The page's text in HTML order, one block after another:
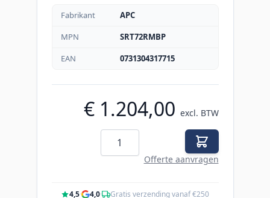
Fabrikant
APC
MPN
SRT72RMBP
EAN
0731304317715
€ 1.204,00 excl. BTW
Aantal
Offerte aanvragen
4,5· 4,0· Gratis verzending vanaf €250